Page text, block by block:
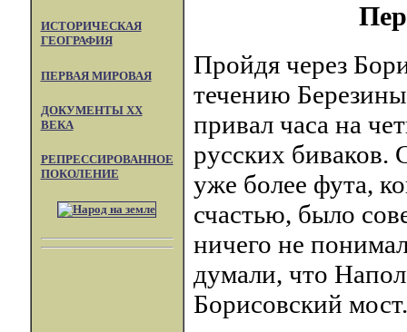
ИСТОРИЧЕСКАЯ
ГЕОГРАФИЯ
ПЕРВАЯ МИРОВАЯ
ДОКУМЕНТЫ XX
ВЕКА
РЕПРЕССИРОВАННОЕ
ПОКОЛЕНИЕ
Пройдя через
течению
привал часа на
русских биваков.
уже более фута,
счастью, было
ничего не
думали, что
Борисовский мост.